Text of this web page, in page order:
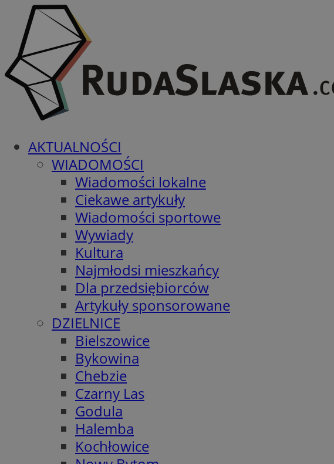
AKTUALNOŚCI
WIADOMOŚCI
Wiadomości lokalne
Ciekawe artykuły
Wiadomości sportowe
Wywiady
Kultura
Najmłodsi mieszkańcy
Dla przedsiębiorców
Artykuły sponsorowane
DZIELNICE
Bielszowice
Bykowina
Chebzie
Czarny Las
Godula
Halemba
Kochłowice